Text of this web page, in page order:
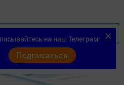
новости
на наш Телеграм
Подписаться